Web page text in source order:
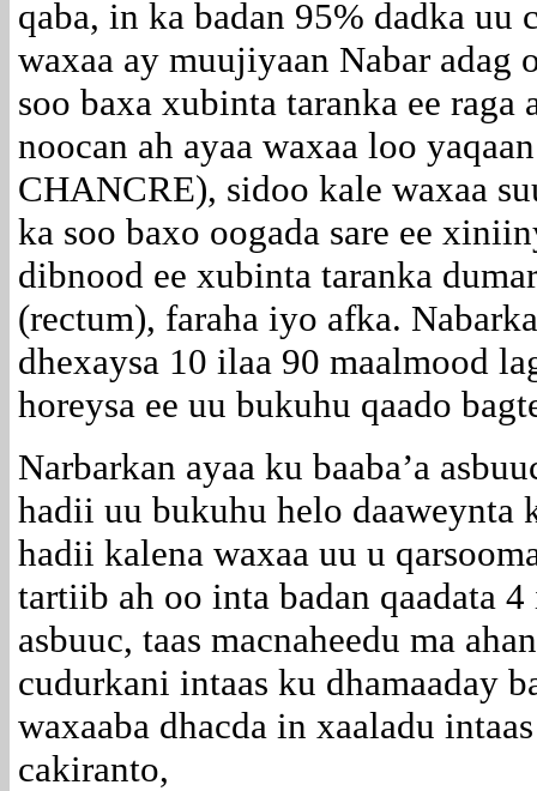
qaba, in ka badan 95% dadka uu
waxaa ay muujiyaan Nabar adag
soo baxa xubinta taranka ee raga
noocan ah ayaa waxaa loo
CHANCRE), sidoo kale waxaa
ka soo baxo oogada sare ee
dibnood ee xubinta taranka
(rectum), faraha iyo afka.
dhexaysa 10 ilaa 90 maalmood
horeysa ee uu bukuhu qaado
Narbarkan ayaa ku baaba’a
hadii uu bukuhu helo daaweynta
hadii kalena waxaa uu u
tartiib ah oo inta badan qaadata
asbuuc, taas macnaheedu ma
cudurkani intaas ku dhamaaday
waxaaba dhacda in xaaladu
cakiranto,